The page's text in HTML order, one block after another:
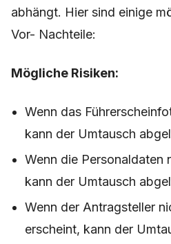
abhängt. Hier sind einige
Vor- Nachteile:
Mögliche Risiken:
Wenn das
kann der Umtausch
Wenn die Personaldaten
kann der Umtausch
Wenn der Antragsteller
erscheint, kann der